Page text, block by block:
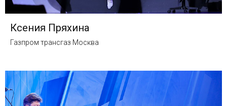
Ксения Пряхина
Газпром трансгаз Москва